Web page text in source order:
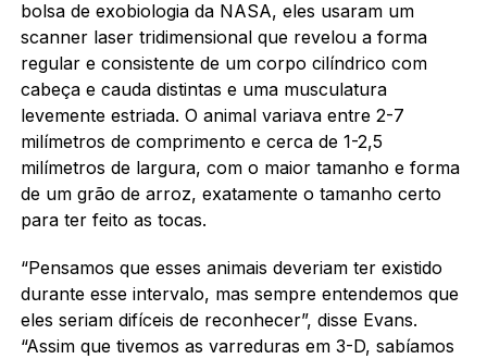
bolsa de exobiologia da NASA, eles usaram um
scanner laser tridimensional que revelou a forma
regular e consistente de um corpo cilíndrico com
cabeça e cauda distintas e uma musculatura
levemente estriada. O animal variava entre 2-7
milímetros de comprimento e cerca de 1-2,5
milímetros de largura, com o maior tamanho e forma
de um grão de arroz, exatamente o tamanho certo
para ter feito as tocas.
“Pensamos que esses animais deveriam ter existido
durante esse intervalo, mas sempre entendemos que
eles seriam difíceis de reconhecer”, disse Evans.
“Assim que tivemos as varreduras em 3-D, sabíamos